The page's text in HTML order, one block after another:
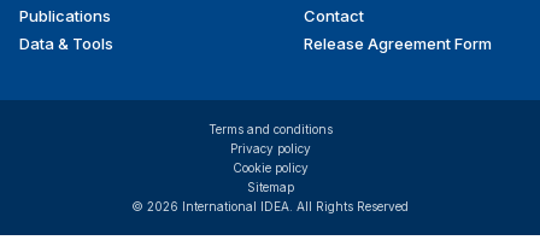
Publications
Data & Tools
Contact
Release Agreement Form
© 2026 International IDEA. All Rights Reserved
Terms and conditions
Privacy policy
Cookie policy
Sitemap